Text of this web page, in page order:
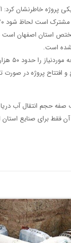
پروژه خاطرنشان کرد:
استان اصفهان است
است.
وی رقم
فقط برای صنایع